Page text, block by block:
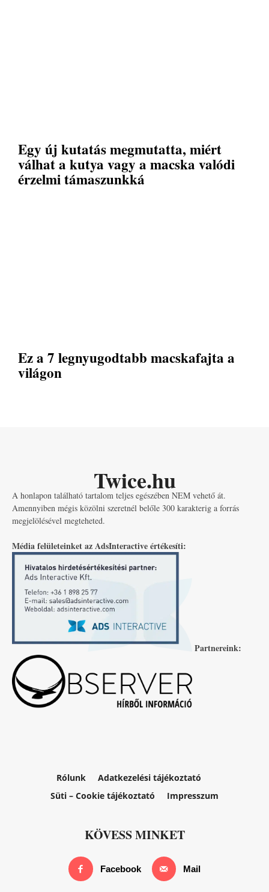
Egy új kutatás megmutatta, miért
válhat a kutya vagy a macska valódi
érzelmi támaszunkká
Ez a 7 legnyugodtabb macskafajta a
világon
Twice.hu
A honlapon található tartalom teljes egészében NEM vehető át.
Amennyiben mégis közölni szeretnél belőle 300 karakterig a forrás
megjelölésével megteheted.
Média felületeinket az AdsInteractive értékesíti:
Partnereink:
Rólunk
Adatkezelési tájékoztató
Süti – Cookie tájékoztató
Impresszum
KÖVESS MINKET
Facebook Mail